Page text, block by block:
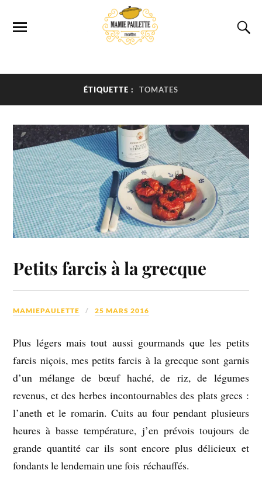
ÉTIQUETTE : TOMATES
Petits farcis à la grecque
MAMIEPAULETTE 25 MARS 2016
Plus légers mais tout aussi gourmands que les petits
farcis niçois, mes petits farcis à la grecque sont garnis
d’un mélange de bœuf haché, de riz, de légumes
revenus, et des herbes incontournables des plats grecs :
l’aneth et le romarin. Cuits au four pendant plusieurs
heures à basse température, j’en prévois toujours de
grande quantité car ils sont encore plus délicieux et
fondants le lendemain une fois réchauffés.